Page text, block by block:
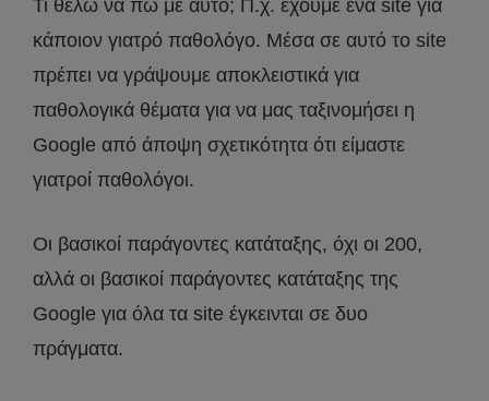
Τι θέλω να πω με αυτό; Π.χ. έχουμε ένα site για
κάποιον γιατρό παθολόγο. Μέσα σε αυτό το site
πρέπει να γράψουμε αποκλειστικά για
παθολογικά θέματα για να μας ταξινομήσει η
Google από άποψη σχετικότητα ότι είμαστε
γιατροί παθολόγοι.
Οι βασικοί παράγοντες κατάταξης, όχι οι 200,
αλλά οι βασικοί παράγοντες κατάταξης της
Google για όλα τα site έγκεινται σε δυο
πράγματα.